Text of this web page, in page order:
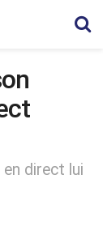
direct lui